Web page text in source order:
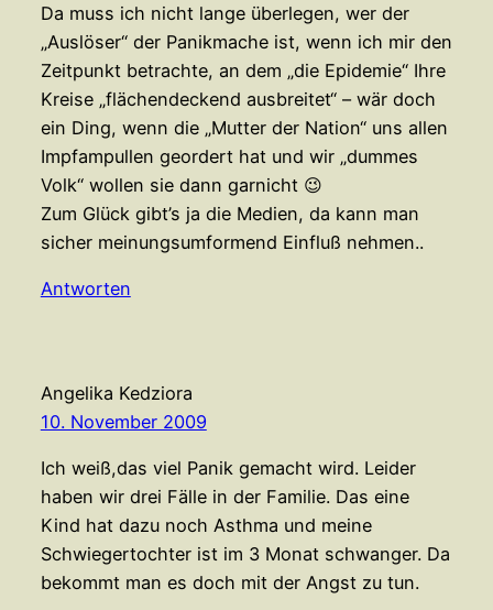
Da muss ich nicht lange überlegen, wer der
„Auslöser“ der Panikmache ist, wenn ich mir den
Zeitpunkt betrachte, an dem „die Epidemie“ Ihre
Kreise „flächendeckend ausbreitet“ – wär doch
ein Ding, wenn die „Mutter der Nation“ uns allen
Impfampullen geordert hat und wir „dummes
Volk“ wollen sie dann garnicht 😉
Zum Glück gibt’s ja die Medien, da kann man
sicher meinungsumformend Einfluß nehmen..
Antworten
Angelika Kedziora
10. November 2009
Ich weiß,das viel Panik gemacht wird. Leider
haben wir drei Fälle in der Familie. Das eine
Kind hat dazu noch Asthma und meine
Schwiegertochter ist im 3 Monat schwanger. Da
bekommt man es doch mit der Angst zu tun.